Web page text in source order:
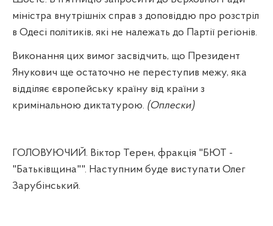
міністра внутрішніх справ з доповіддю про розстріл
в Одесі політиків, які не належать до Партії регіонів.
Виконання цих вимог засвідчить, що Президент
Янукович ще остаточно не переступив межу, яка
відділяє європейську країну від країни з
кримінальною диктатурою. (Оплески)
ГОЛОВУЮЧИЙ. Віктор Терен, фракція "БЮТ -
"Батьківщина"". Наступним буде виступати Олег
Зарубінський.